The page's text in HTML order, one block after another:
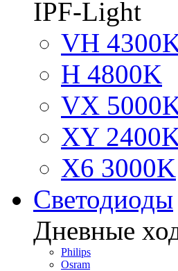
IPF-Light
VH
H 4800K
VX
XY
X6 3000K
Светодиоды
Дневные
Philips
Osram